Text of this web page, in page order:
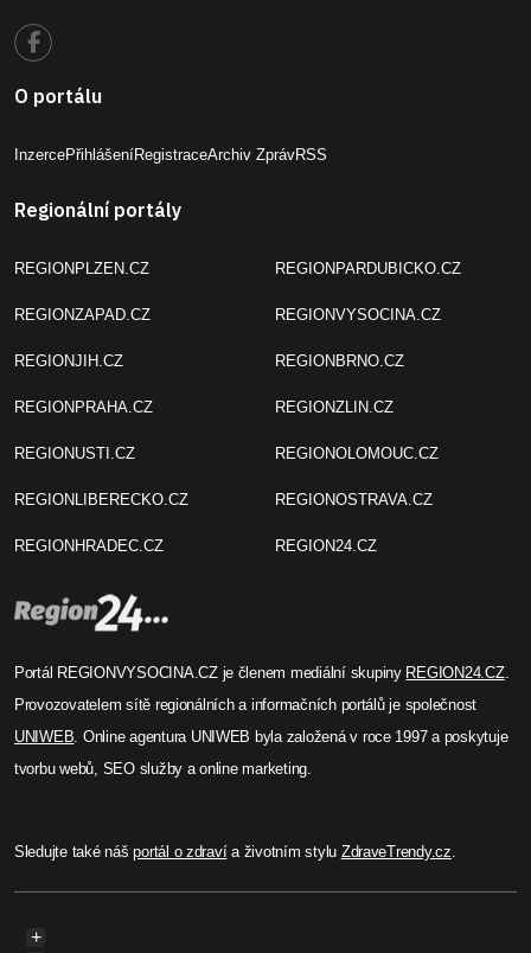
O portálu
InzercePřihlášeníRegistraceArchiv ZprávRSS
Regionální portály
REGIONPLZEN.CZ
REGIONZAPAD.CZ
REGIONJIH.CZ
REGIONPRAHA.CZ
REGIONUSTI.CZ
REGIONLIBERECKO.CZ
REGIONHRADEC.CZ
REGIONPARDUBICKO.CZ
REGIONVYSOCINA.CZ
REGIONBRNO.CZ
REGIONZLIN.CZ
REGIONOLOMOUC.CZ
REGIONOSTRAVA.CZ
REGION24.CZ
Portál REGIONVYSOCINA.CZ je členem mediální skupiny REGION24.CZ.
Provozovatelem sítě regionálních a informačních portálů je společnost
UNIWEB . Online agentura UNIWEB byla založená v roce 1997 a poskytuje
tvorbu webů, SEO služby a online marketing.
Sledujte také nášportál o zdravía životním stylu ZdraveTrendy.cz
+